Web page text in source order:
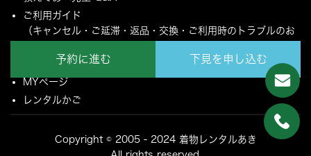
予約に進む 下見を申し込む
ご利用ガイド
（キャンセル・ご延滞・返品・交換・ご利用時のトラブルのお
ご配送とご返却について
MYページ
レンタルかご
Copyright © 2005 - 2024 着物レンタルあき